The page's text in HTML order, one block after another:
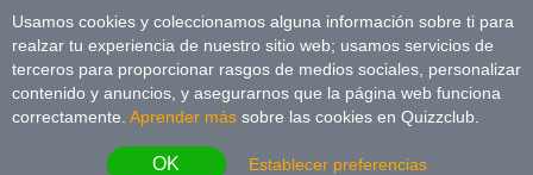
Usamos cookies y coleccionamos alguna información sobre ti para
realzar tu experiencia de nuestro sitio web; usamos servicios de
terceros para proporcionar rasgos de medios sociales, personalizar
contenido y anuncios, y asegurarnos que la página web funciona
correctamente. Aprender más sobre las cookies en Quizzclub.
OK Establecer preferencias